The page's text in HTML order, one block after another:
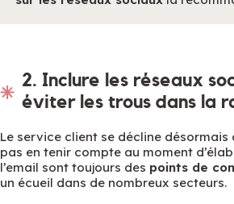
2. Inclure les réseaux
éviter les trous dans la
Le service client se décline
pas en tenir compte au moment
l’email sont toujours des points de
un écueil dans de nombreux secteurs.